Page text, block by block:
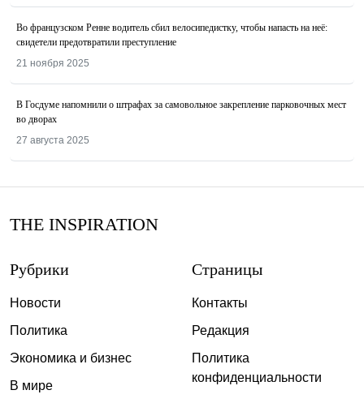
Во французском Ренне водитель сбил велосипедистку, чтобы напасть на неё:
свидетели предотвратили преступление
21 ноября 2025
В Госдуме напомнили о штрафах за самовольное закрепление парковочных мест
во дворах
27 августа 2025
THE INSPIRATION
Рубрики
Новости
Политика
Экономика и бизнес
В мире
Страницы
Контакты
Редакция
Политика
конфиденциальности